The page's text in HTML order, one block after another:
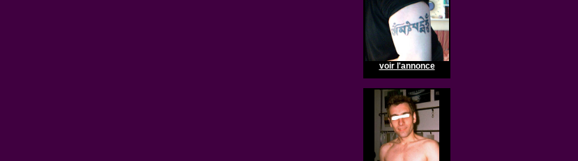
voir l'annonce